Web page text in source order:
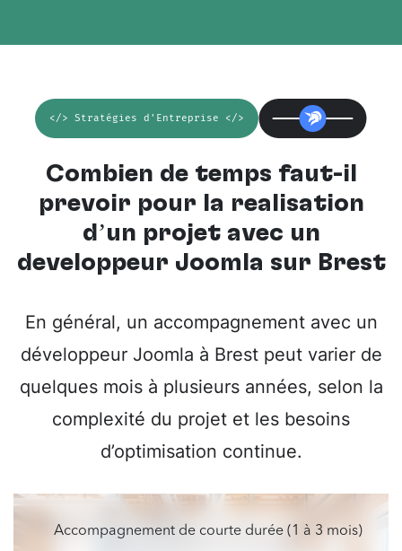
</> Stratégies d'Entreprise </>
Combien de temps faut-il
prévoir pour la réalisation
d’un projet avec un
développeur Joomla sur Brest
En général, un accompagnement avec un
développeur Joomla à Brest peut varier de
quelques mois à plusieurs années, selon la
complexité du projet et les besoins
d’optimisation continue.
Accompagnement de courte durée (1 à 3 mois)